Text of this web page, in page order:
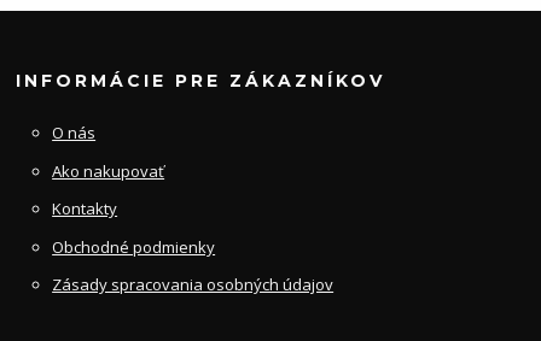
INFORMÁCIE PRE ZÁKAZNÍKOV
O nás
Ako nakupovať
Kontakty
Obchodné podmienky
Zásady spracovania osobných údajov